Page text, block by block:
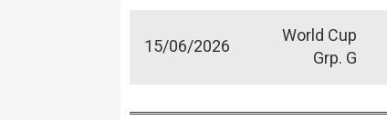
15/06/2026
World Cup
Grp. G